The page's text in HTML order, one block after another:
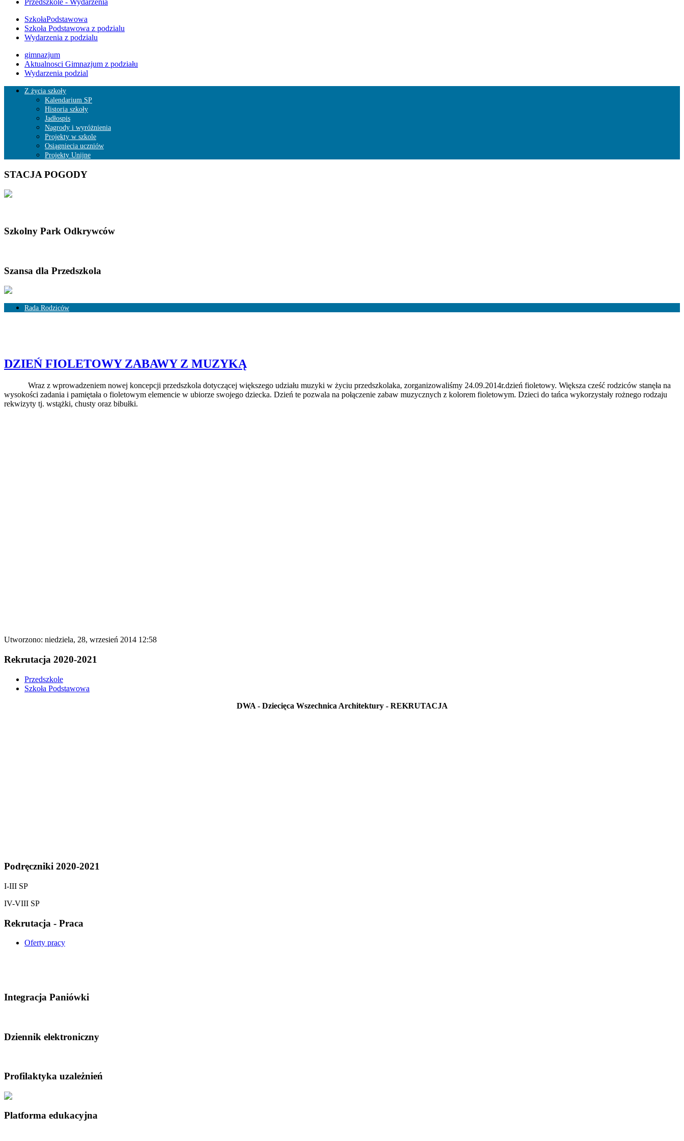
Przedszkole - Wydarzenia
SzkołaPodstawowa
Szkoła Podstawowa z podzialu
Wydarzenia z podzialu
gimnazjum
Aktualnosci Gimnazjum z podziału
Wydarzenia podzial
Z życia szkoły
Kalendarium SP
Historia szkoły
Jadłospis
Nagrody i wyróżnienia
Projekty w szkole
Osiągniecia uczniów
Projekty Unijne
STACJA POGODY
Szkolny Park Odkrywców
Szansa dla Przedszkola
Rada Rodziców
DZIEŃ FIOLETOWY ZABAWY Z MUZYKĄ
Wraz z wprowadzeniem nowej koncepcji przedszkola dotyczącej większego udziału muzyki w życiu przedszkolaka, zorganizowaliśmy 24.09.2014r.dzień fioletowy. Większa cześć rodziców stanęła na
wysokości zadania i pamiętała o fioletowym elemencie w ubiorze swojego dziecka. Dzień te pozwala na połączenie zabaw muzycznych z kolorem fioletowym. Dzieci do tańca wykorzystały rożnego rodzaju
rekwizyty tj. wstążki, chusty oraz bibułki.
Utworzono: niedziela, 28, wrzesień 2014 12:58
Rekrutacja 2020-2021
Przedszkole
Szkoła Podstawowa
DWA - Dziecięca Wszechnica Architektury - REKRUTACJA
Podręczniki 2020-2021
I-III SP
IV-VIII SP
Rekrutacja - Praca
Oferty pracy
Integracja Paniówki
Dziennik elektroniczny
Profilaktyka uzależnień
Platforma edukacyjna